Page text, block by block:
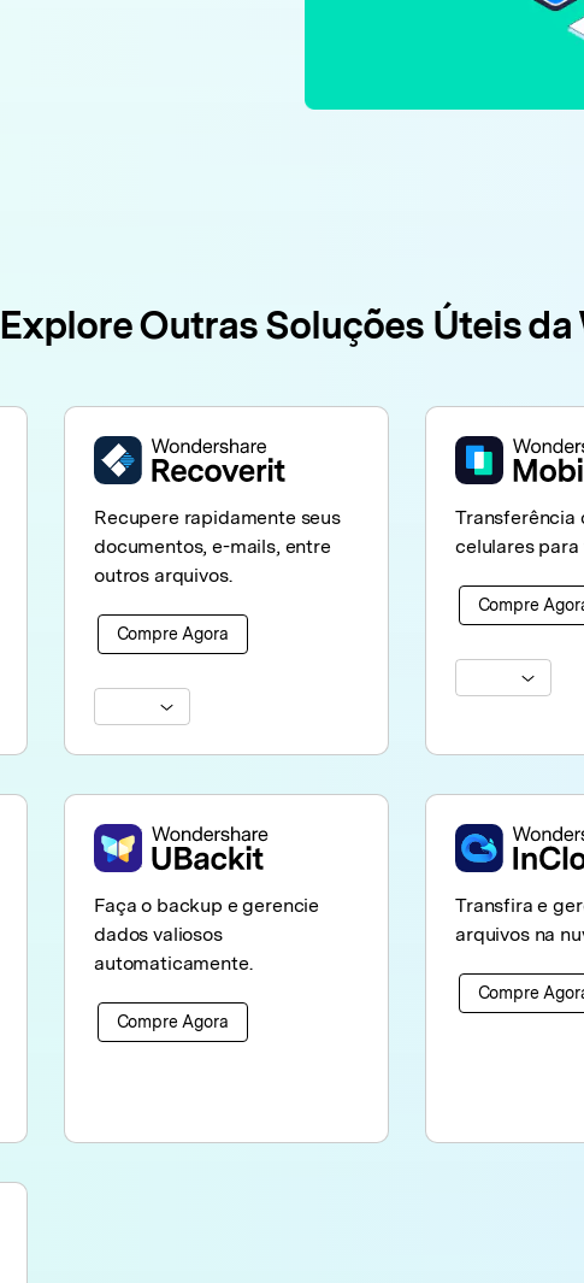
Explore Outras Soluções Úteis
Recupere rapidamente seus
documentos, e-mails, entre
outros arquivos.
Compre Agora
Transferência
celulares para
Compre
Faça o backup e gerencie
dados valiosos
automaticamente.
Compre Agora
Transfira e
arquivos na
Compre